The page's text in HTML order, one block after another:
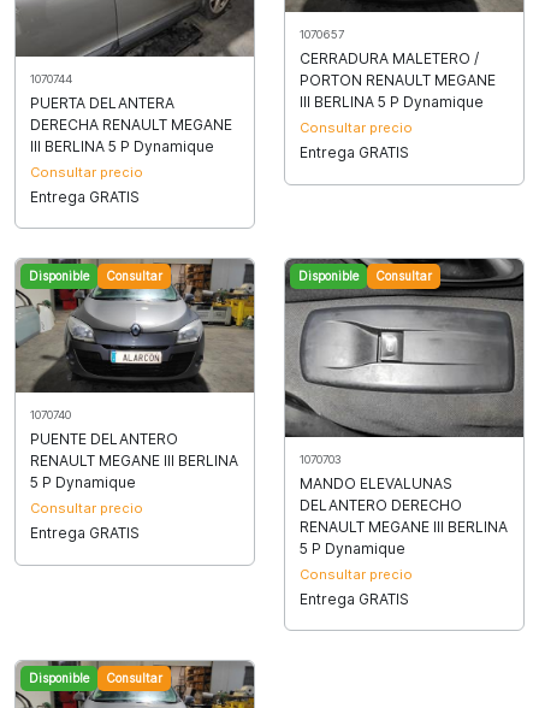
1070744
PUERTA DELANTERA
DERECHA RENAULT MEGANE
III BERLINA 5 P Dynamique
Consultar precio
Entrega GRATIS
1070657
CERRADURA MALETERO /
PORTON RENAULT MEGANE
III BERLINA 5 P Dynamique
Consultar precio
Entrega GRATIS
Disponible Consultar
1070740
PUENTE DELANTERO
RENAULT MEGANE III BERLINA
5 P Dynamique
Consultar precio
Entrega GRATIS
Disponible Consultar
1070703
MANDO ELEVALUNAS
DELANTERO DERECHO
RENAULT MEGANE III BERLINA
5 P Dynamique
Consultar precio
Entrega GRATIS
Disponible Consultar